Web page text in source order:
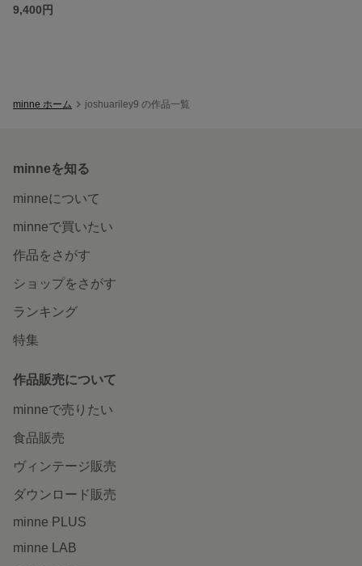
9,400円
minne ホーム joshuariley9 の作品一覧
minneを知る
minneについて
minneで買いたい
作品をさがす
ショップをさがす
ランキング
特集
作品販売について
minneで売りたい
食品販売
ヴィンテージ販売
ダウンロード販売
minne PLUS
minne LAB